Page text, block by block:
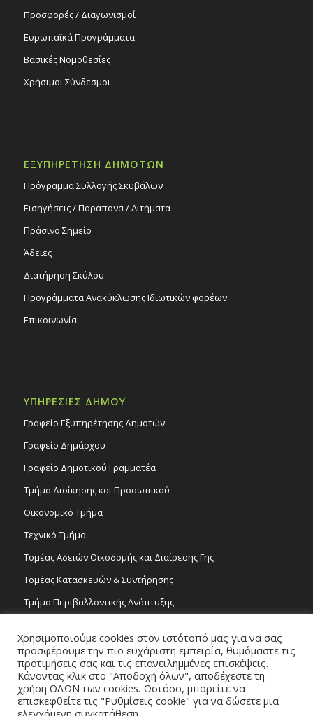
Προσφορές / Διαγωνισμοί
Ευρωπαϊκά Προγράμματα
Βασικές Νομοθεσίες
Χρήσιμοι Σύνδεσμοι
ΕΞΥΠΗΡΕΤΗΣΗ ΔΗΜΟΤΩΝ
Πρόγραμμα Συλλογής Σκυβάλων
Εισηγήσεις / Παράπονα / Αιτήματα
Πράσινο Σημείο
Άδειες
Διατήρηση Σκύλου
Προγράμματα Ανακύκλωσης Ιδιωτικών φορέων
Επικοινωνία
ΥΠΗΡΕΣΙΕΣ ΔΗΜΟΥ
Γραφείο Εξυπηρέτησης Δημοτών
Γραφείο Δημάρχου
Γραφείο Δημοτικού Γραμματέα
Τμήμα Διοίκησης και Προσωπικού
Οικονομικό Τμήμα
Τεχνικό Τμήμα
Τομέας Αδειών Οικοδομής και Διαίρεσης Γης
Τομέας Κατασκευών & Συντήρησης
Τμήμα Περιβαλλοντικής Ανάπτυξης
Τομέας Γραμμάτων και Τεχνών
Τροχονομία
Χρησιμοποιούμε cookies στον ιστότοπό μας για να σας
προσφέρουμε την πιο ευχάριστη εμπειρία, θυμόμαστε τις
προτιμήσεις σας και τις επανειλημμένες επισκέψεις.
Κάνοντας κλικ στο "Αποδοχή όλων", αποδέχεστε τη
χρήση ΟΛΩΝ των cookies. Ωστόσο, μπορείτε να
επισκεφθείτε τις "Ρυθμίσεις cookie" για να δώσετε μια
ελεγχόμενη συγκατάθεση.